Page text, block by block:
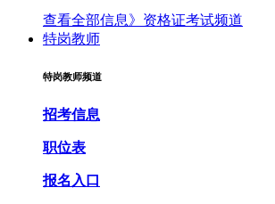
查看全部信息》 资格证考试频道
特岗教师
特岗教师频道
招考信息
职位表
报名入口